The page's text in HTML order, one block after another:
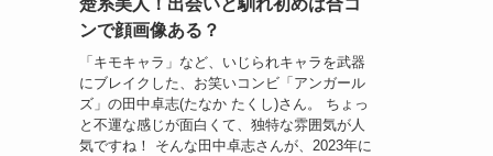
楚系美人！出会いと馴れ初めは合コ
ンで顔画像ある？
「キモキャラ」など、いじられキャラを武器
にブレイクした、お笑いコンビ「アンガール
ズ」の田中卓志(たなか たくし)さん。 ちょっ
と不運な感じが面白くて、独特な雰囲気が人
気ですね！ そんな田中卓志さんが、2023年に